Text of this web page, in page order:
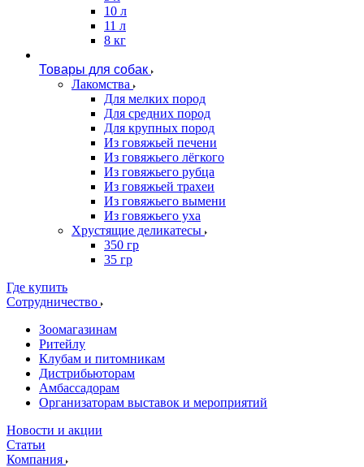
10 л
11 л
8 кг
Товары для собак
Лакомства
Для мелких пород
Для средних пород
Для крупных пород
Из говяжьей печени
Из говяжьего лёгкого
Из говяжьего рубца
Из говяжьей трахеи
Из говяжьего вымени
Из говяжьего уха
Хрустящие деликатесы
350 гр
35 гр
Где купить
Сотрудничество
Зоомагазинам
Ритейлу
Клубам и питомникам
Дистрибьюторам
Амбассадорам
Организаторам выставок и мероприятий
Новости и акции
Статьи
Компания